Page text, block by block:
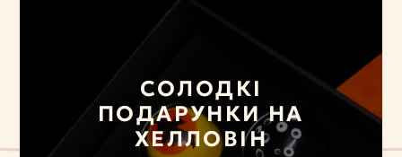
СОЛОДКІ
ПОДАРУНКИ НА
ХЕЛЛОВІН